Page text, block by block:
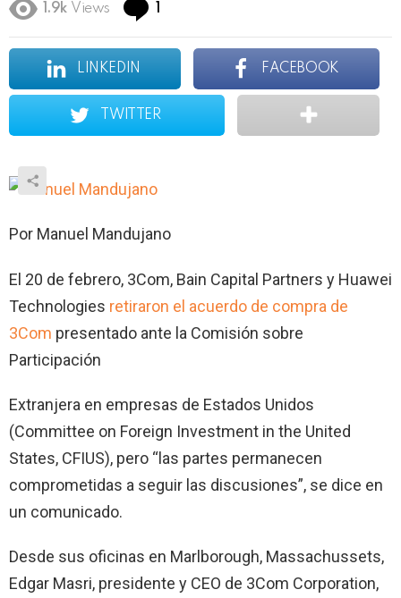
1.9k Views
LINKEDIN FACEBOOK
TWITTER
Por Manuel Mandujano
El 20 de febrero, 3Com, Bain Capital Partners y Huawei
Technologies retiraron el acuerdo de compra de
3Com presentado ante la Comisión sobre
Participación
Extranjera en empresas de Estados Unidos
(Committee on Foreign Investment in the United
States, CFIUS), pero “las partes permanecen
comprometidas a seguir las discusiones”, se dice en
un comunicado.
Desde sus oficinas en Marlborough, Massachussets,
Edgar Masri, presidente y CEO de 3Com Corporation,